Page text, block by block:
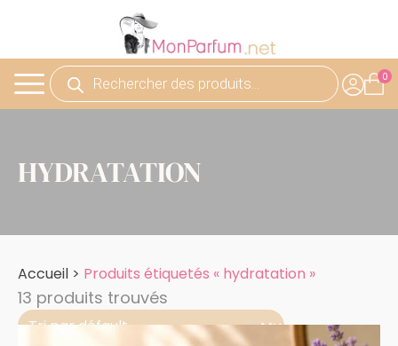
Recherche
de
produits
HYDRATATION
Accueil > Produits étiquetés « hydratation »
13 produits trouvés
Trier
Trier le contenu